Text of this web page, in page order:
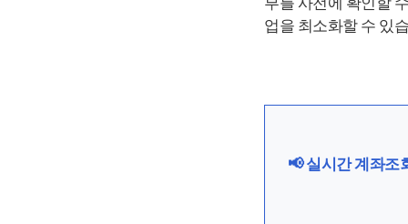
업을 최소화할 수 있
📢 실시간 계좌조